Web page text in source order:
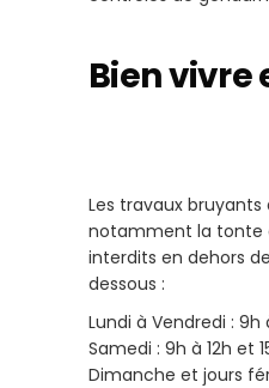
Bien vivre
Les travaux bruyants
notamment la tonte
interdits en dehors
dessous :
Lundi à Vendredi : 9h
Samedi : 9h à 12h et
Dimanche et jours